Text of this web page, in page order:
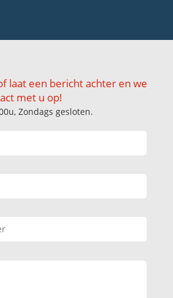
laat een bericht achter en we
met u op!
Zondags gesloten.